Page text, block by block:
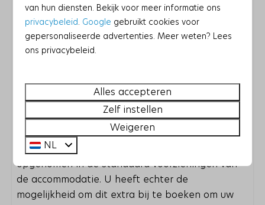
Kortom, u hoeft zich hier geen moment te
vervelen. Burgerbrug is de ideale uitvalsbasis voor
uw vakantie!
Aanvullende huisregels
Vanwege lokale wetgeving is het in de
accommodatie alleen toegestaan ​​om recreatieve
verblijven aan te bieden. Wij willen u er graag op
wijzen dat bedlinnen en handdoeken niet zijn
opgenomen in de standaard voorzieningen van
de accommodatie. U heeft echter de
mogelijkheid om dit extra bij te boeken om uw
van hun diensten. Bekijk voor meer informatie ons
privacybeleid
Google gebruikt cookies voor
gepersonaliseerde advertenties. Meer weten? Lees
ons privacybeleid.
Alles accepteren
Zelf instellen
Weigeren
NL